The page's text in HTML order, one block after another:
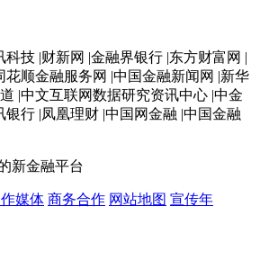
科技 |财新网 |金融界银行 |东方财富网 |
花顺金融服务网 |中国金融新闻网 |新华
|中文互联网数据研究资讯中心 |中金
银行 |凤凰理财 |中国网金融 |中国金融
新金融平台
媒体 商务合作 网站地图 宣传年